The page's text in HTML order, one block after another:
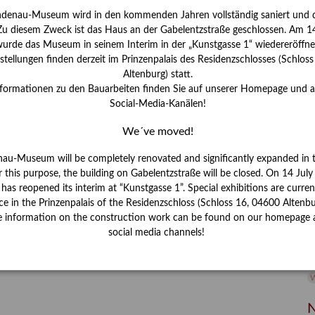
Museum wird in den kommenden Jahren vollständig saniert und
diesem Zweck ist das Haus an der Gabelentzstraße geschlossen. Am
das Museum in seinem Interim in der „Kunstgasse 1“
finden derzeit im Prinzenpalais des Residenzschlosses
Altenburg) statt.
zu den Bauarbeiten finden Sie auf unserer Homepage und
Social-Media-Kanälen!
We´ve moved!
Museum will be completely renovated and significantly expanded in
this purpose, the building on Gabelentzstraße will be closed. On 14
reopened its interim at “Kunstgasse 1”. Special exhibitions are
in the Prinzenpalais of the Residenzschloss (Schloss 16, 04600
information on the construction work can be found on our homepage
social media channels!